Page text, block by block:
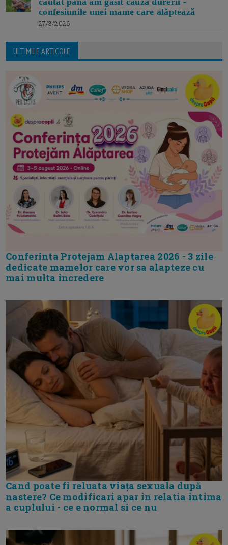
confesiunile unei mame care alăptează
27/3/2026
ULTIMILE ARTICOLE
Conferinta Protejam Alaptarea 2026 - 3 zile
dedicate mamelor care vor sa alapteze cu
mai multa incredere
Cand poate fi reluata viața sexuala după
nastere? Ce modificari apar in relatia intima
a cuplului - ce e normal si ce nu